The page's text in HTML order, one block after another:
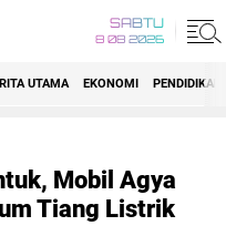
SABTU
8 08 2026
UTAMA EKONOMI PENDIDIKAN
Mobil Agya
Tiang Listrik